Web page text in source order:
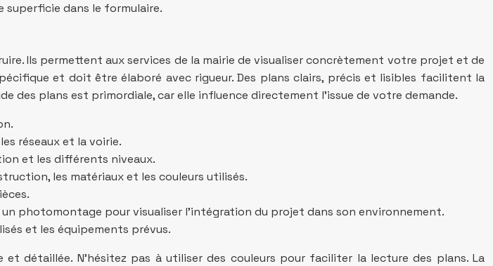
superficie dans le formulaire.
Ils permettent aux services de la mairie de visualiser concrètement votre projet et de
et doit être élaboré avec rigueur. Des plans clairs, précis et lisibles facilitent la
plans est primordiale, car elle influence directement l’issue de votre demande.
réseaux et la voirie.
et les différents niveaux.
les matériaux et les couleurs utilisés.
un photomontage pour visualiser l’intégration du projet dans son environnement.
et les équipements prévus.
détaillée. N’hésitez pas à utiliser des couleurs pour faciliter la lecture des plans. La